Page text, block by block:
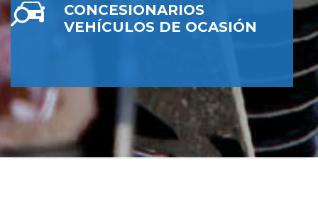
CONCESIONARIOS
VEHÍCULOS DE OCASIÓN